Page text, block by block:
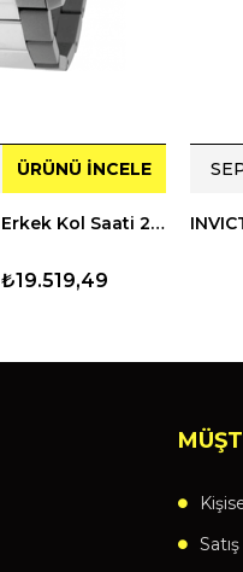
INVICTA Pro Diver Erkek Kol Saati 236364
₺19.519,49
ÜRÜNÜ İNCELE